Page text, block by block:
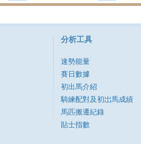
分析工具
速勢能量
賽日數據
初出馬介紹
騎練配對及初岀馬成績
馬匹搬遷紀錄
貼士指數